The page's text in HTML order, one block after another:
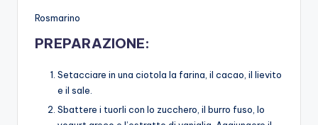
Rosmarino
PREPARAZIONE:
Setacciare in una ciotola la farina, il cacao, il lievito
e il sale.
Sbattere i tuorli con lo zucchero, il burro fuso, lo